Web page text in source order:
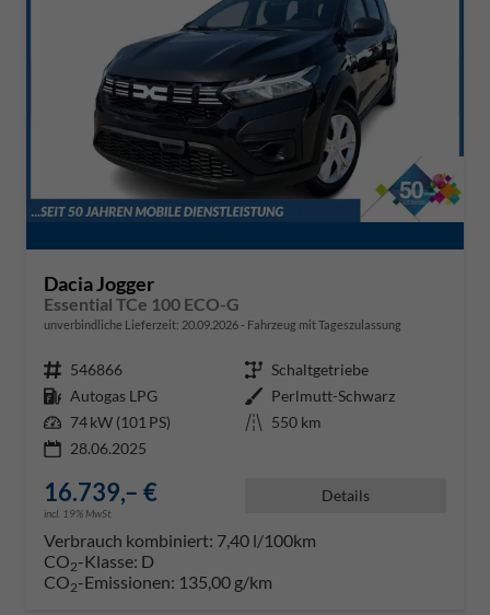
Dacia Jogger
Essential TCe 100 ECO-G
unverbindliche Lieferzeit: 20.09.2026 Fahrzeug mit Tageszulassung
Fahrzeugnr. 546866 Getriebe Schaltgetriebe
Kraftstoff Autogas LPG Außenfarbe Perlmutt-Schwarz
Leistung 74 kW (101 PS) Kilometerstand 550 km
28.06.2025
16.739,– €
incl. 19% MwSt.
Details
Verbrauch kombiniert: 7,40 l/100km
CO2-Klasse: D
CO2-Emissionen: 135,00 g/km